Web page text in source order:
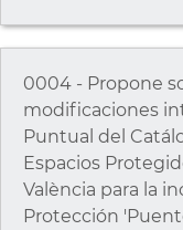
0004 - Propone
modificaciones
Puntual del
Espacios
València para la
Protección